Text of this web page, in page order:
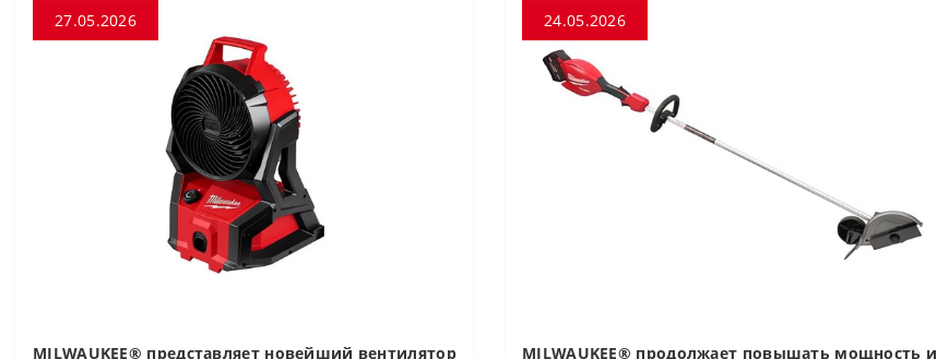
27.05.2026
MILWAUKEE® представляет новейший вентилятор
24.05.2026
MILWAUKEE® продолжает повышать мощность и